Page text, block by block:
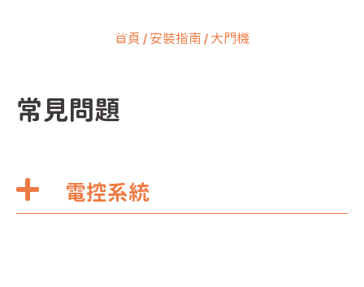
首頁/ 安裝指南 / 大門機
常見問題
電控系統